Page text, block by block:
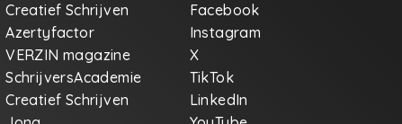
Creatief Schrijven
Azertyfactor
VERZIN magazine
SchrijversAcademie
Creatief Schrijven
Facebook
Instagram
X
TikTok
LinkedIn